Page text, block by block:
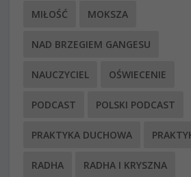
MIŁOŚĆ MOKSZA
NAD BRZEGIEM GANGESU
NAUCZYCIEL OŚWIECENIE
PODCAST POLSKI PODCAST
PRAKTYKA DUCHOWA
RADHA RADHA I KRYSZNA